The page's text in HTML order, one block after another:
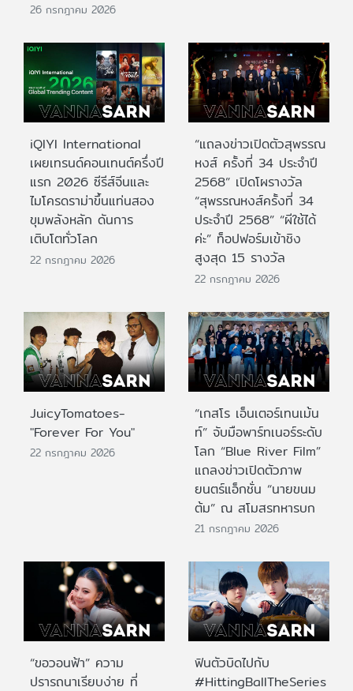
26 กรกฎาคม 2026
iQIYI International
เผยเทรนด์คอนเทนต์ครึ่งปี
แรก 2026 ซีรีส์จีนและ
ไมโครดราม่าขึ้นแท่นสอง
ขุมพลังหลัก ดันการ
เติบโตทั่วโลก
22 กรกฎาคม 2026
“แถลงข่าวเปิดตัวสุพรรณ
หงส์ ครั้งที่ 34 ประจำปี
2568” เปิดโผรางวัล
“สุพรรณหงส์ครั้งที่ 34
ประจำปี 2568” “ผีใช้ได้
ค่ะ” ท็อปฟอร์มเข้าชิง
สูงสุด 15 รางวัล
22 กรกฎาคม 2026
JuicyTomatoes-
"Forever For You"
22 กรกฎาคม 2026
“เกสโร เอ็นเตอร์เทนเม้น
ท์” จับมือพาร์ทเนอร์ระดับ
โลก “Blue River Film”
แถลงข่าวเปิดตัวภาพ
ยนตร์แอ็กชั่น “นายขนม
ต้ม” ณ สโมสรทหารบก
21 กรกฎาคม 2026
“ขอวอนฟ้า” ความ
ปรารถนาเรียบง่าย ที่
ฟินตัวบิดไปกับ
#HittingBallTheSeries